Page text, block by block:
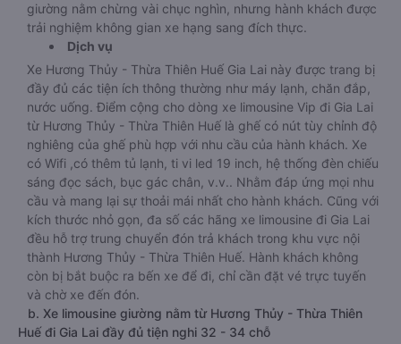
giường nằm chừng vài chục nghìn, nhưng hành khách được
trải nghiệm không gian xe hạng sang đích thực.
Dịch vụ
Xe Hương Thủy - Thừa Thiên Huế Gia Lai này được trang bị
đầy đủ các tiện ích thông thường như máy lạnh, chăn đắp,
nước uống. Điểm cộng cho dòng xe limousine Vip đi Gia Lai
từ Hương Thủy - Thừa Thiên Huế là ghế có nút tùy chỉnh độ
nghiêng của ghế phù hợp với nhu cầu của hành khách. Xe
có Wifi ,có thêm tủ lạnh, ti vi led 19 inch, hệ thống đèn chiếu
sáng đọc sách, bục gác chân, v.v.. Nhằm đáp ứng mọi nhu
cầu và mang lại sự thoải mái nhất cho hành khách. Cũng với
kích thước nhỏ gọn, đa số các hãng xe limousine đi Gia Lai
đều hỗ trợ trung chuyển đón trả khách trong khu vực nội
thành Hương Thủy - Thừa Thiên Huế. Hành khách không
còn bị bắt buộc ra bến xe để đi, chỉ cần đặt vé trực tuyến
và chờ xe đến đón.
b. Xe limousine giường nằm từ Hương Thủy - Thừa Thiên
Huế đi Gia Lai đầy đủ tiện nghi 32 - 34 chỗ